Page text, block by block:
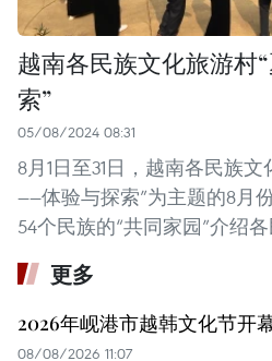
越南各民族文化旅游
索”
05/08/2024 08:31
8月1日至31日，越南各民族
——体验与探索”为主题的8月
54个民族的“共同家园”介绍
更多
2026年岘港市越韩文化节开
08/08/2026 11:07